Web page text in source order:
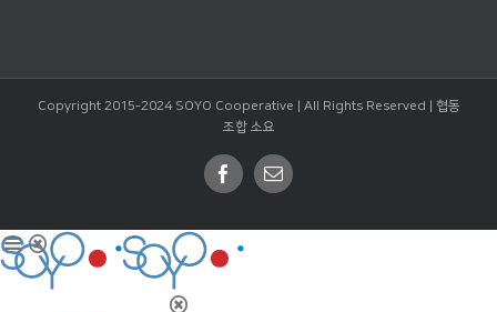
Copyright 2015-2024 SOYO Cooperative | All Rights Reserved | 협동
조합 소요
Facebook
Email